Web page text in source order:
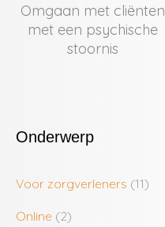
Omgaan met cliënten
met een psychische
stoornis
Onderwerp
Voor zorgverleners (11)
Online (2)